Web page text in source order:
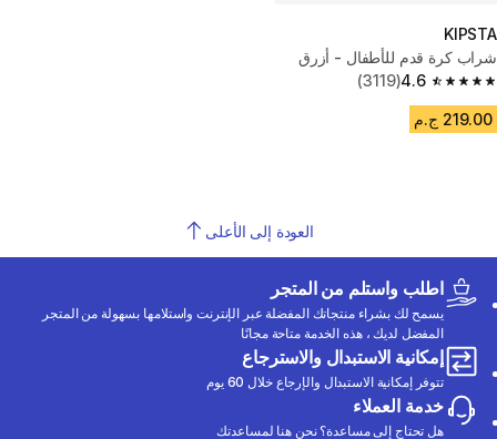
KIPSTA
شراب كرة قدم للأطفال - أزرق
4.6
4.6 out of 5 stars from 3119 reviews
(3119)
219.00 ج.م
العودة إلى الأعلى
اطلب واستلم من المتجر
يسمح لك بشراء منتجاتك المفضلة عبر الإنترنت واستلامها بسهولة من المتجر
المفضل لديك ، هذه الخدمة متاحة مجانًا
إمكانية الاستبدال والاسترجاع
تتوفر إمكانية الاستبدال والإرجاع خلال 60 يوم
خدمة العملاء
هل تحتاج إلى مساعدة؟ نحن هنا لمساعدتك